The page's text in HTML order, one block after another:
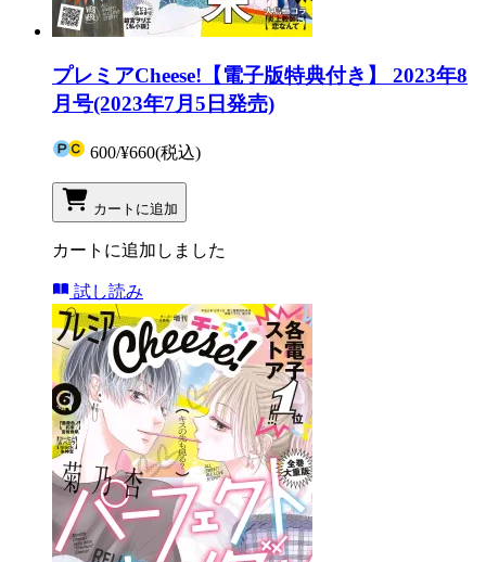
プレミアCheese!【電子版特典付き】 2023年8
月号(2023年7月5日発売)
600/¥660(税込)
カートに追加
カートに追加しました
試し読み